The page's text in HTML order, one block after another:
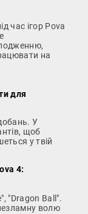
час ігор Pova
на
для
У
щоб
у твій
4:
"Dragon Ball".
волю